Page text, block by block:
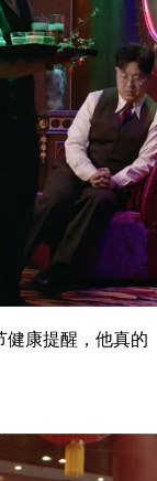
健康提醒，他真的